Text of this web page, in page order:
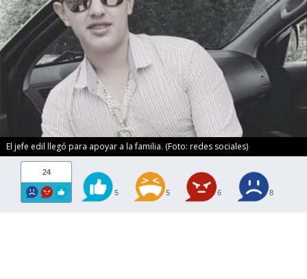
El jefe edil llegó para apoyar a la familia. (Foto: redes sociales)
24
5 5 6 8